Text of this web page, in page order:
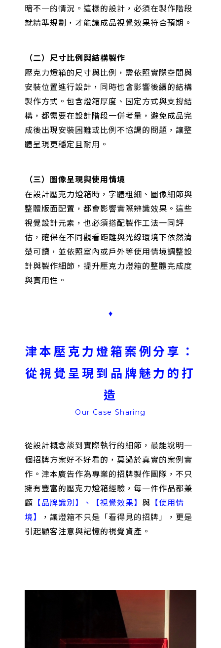
暗不一的情況。這樣的設計，必須在製作階段
就精準規劃，才能讓成品視覺效果符合預期。
（二）尺寸比例與結構製作
壓克力燈箱的尺寸與比例，需依照實際空間與
安裝位置進行設計，同時也會影響後續的結構
製作方式。包含燈箱厚度、固定方式與支撐結
構，都需要在設計階段一併考量，避免成品完
成後出現安裝困難或比例不協調的問題，讓整
體呈現更穩定且耐用。
（三）圖像呈現與使用情境
在設計壓克力燈箱時，字體粗細、圖像細節與
整體版面配置，都會影響實際辨識效果。這些
視覺設計元素，也必須搭配製作工法一同評
估，確保在不同觀看距離與光線環境下依然清
楚可讀，並依照室內或戶外等使用情境調整設
計與製作細節，提升壓克力燈箱的整體完成度
與實用性。
♦
津本壓克力燈箱案例分享：
從視覺呈現到品牌魅力的打
造
Our Case Sharing
從設計概念談到實際執行的細節，最能說明一
個招牌方案好不好看的，莫過於真實的案例實
作。津本廣告作為專業的招牌製作團隊，不只
擁有豐富的壓克力燈箱經驗，每一件作品都兼
顧 【品牌識別】、【視覺效果】 與 【使用情
境】
，讓燈箱不只是「看得見的招牌」，更是
引起顧客注意與記憶的視覺資產。